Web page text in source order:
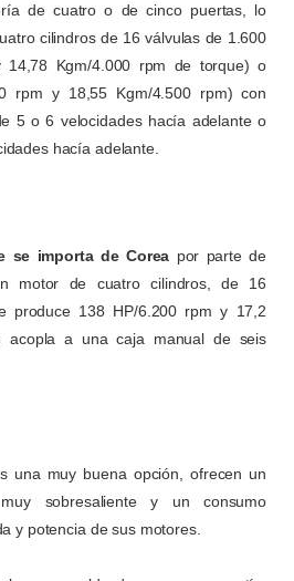
de cuatro o de cinco puertas, lo
cilindros de 16 válvulas de 1.600
14,78 Kgm/4.000 rpm de torque) o
rpm y 18,55 Kgm/4.500 rpm) con
5 o 6 velocidades hacía adelante o
hacía adelante.
se importa de Corea por parte de
motor de cuatro cilindros, de 16
produce 138 HP/6.200 rpm y 17,2
acopla a una caja manual de seis
una muy buena opción, ofrecen un
sobresaliente y un consumo
y potencia de sus motores.